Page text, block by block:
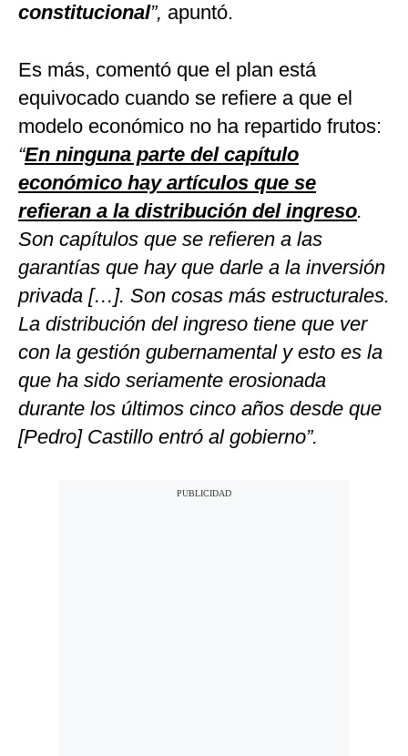
constitucional”, apuntó.
Es más, comentó que el plan está
equivocado cuando se refiere a que el
modelo económico no ha repartido frutos:
“En ninguna parte del capítulo
económico hay artículos que se
refieran a la distribución del ingreso.
Son capítulos que se refieren a las
garantías que hay que darle a la inversión
privada […]. Son cosas más estructurales.
La distribución del ingreso tiene que ver
con la gestión gubernamental y esto es la
que ha sido seriamente erosionada
durante los últimos cinco años desde que
[Pedro] Castillo entró al gobierno”.